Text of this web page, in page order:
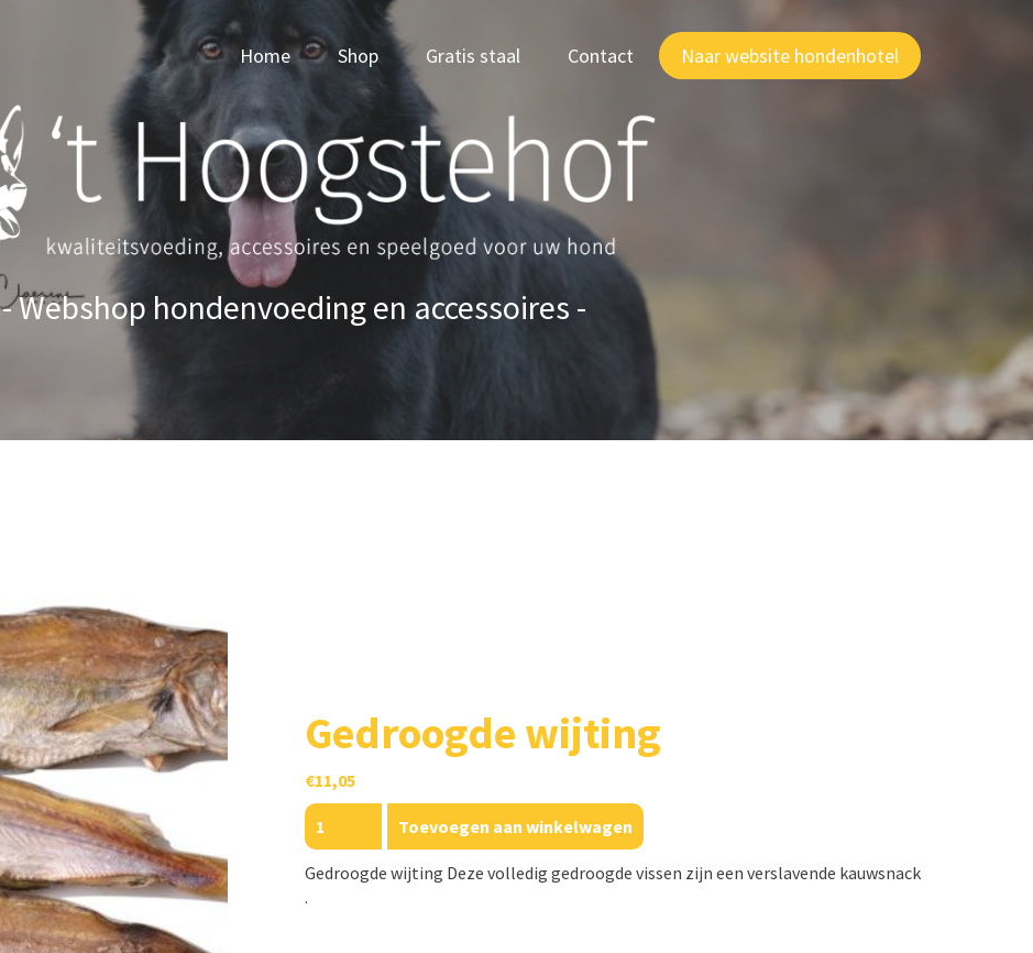
Home Shop Gratis staal Contact Naar website hondenhotel
- Webshop hondenvoeding en accessoires -
Gedroogde wijting
€11,05
Gedroogde
wijting
aantal
Toevoegen aan winkelwagen
Gedroogde wijting Deze volledig gedroogde vissen zijn een verslavende kauwsnack
.